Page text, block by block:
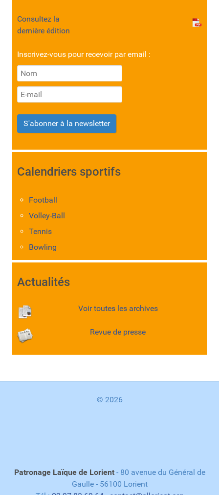
Consultez la
dernière édition
Inscrivez-vous pour recevoir par email :
S'abonner à la newsletter
Calendriers sportifs
Football
Volley-Ball
Tennis
Bowling
Actualités
Voir toutes les archives
Revue de presse
© 2026
Patronage Laïque de Lorient - 80 avenue du Général de
Gaulle - 56100 Lorient